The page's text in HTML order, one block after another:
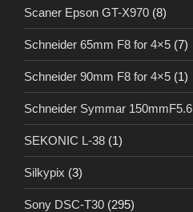
Scaner Epson GT-X970 (8)
Schneider 65mm F8 for 4×5 (7)
Schneider 90mm F8 for 4×5 (1)
Schneider Symmar 150mmF5.6
SEKONIC L-38 (1)
Silkypix (3)
Sony DSC-T30 (295)